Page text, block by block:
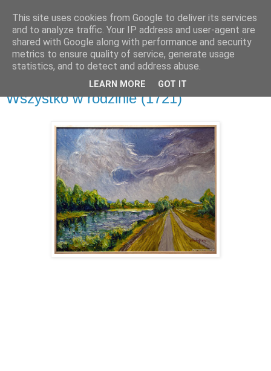
niedziela, 11 grudnia 2016
Wszystko w rodzinie (1721)
This site uses cookies from Google to deliver its services
and to analyze traffic. Your IP address and user-agent are
shared with Google along with performance and security
metrics to ensure quality of service, generate usage
statistics, and to detect and address abuse.
LEARN MORE GOT IT